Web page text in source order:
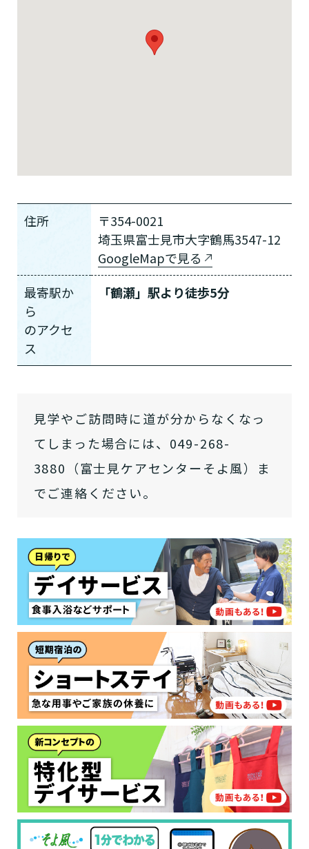
住所
〒354-0021
埼玉県富士見市大字鶴馬3547-12
GoogleMapで見る
最寄駅か
ら
のアクセ
ス
「鶴瀬」駅より徒歩5分
見学やご訪問時に道が分からなくなっ
てしまった場合には、049-268-
3880（富士見ケアセンターそよ風）ま
でご連絡ください。
介護保険サービスは20種類以上あり、それぞれ
用途やご利用目的が違います。
「どのサービスを使ったらいいのかわからな
しょう!最大4つの質問に答えていただくだけ
で、おすすめの介護保険サービスを紹介しま
す。
診断スタート
けていますか？
はい
いいえ or
非該当(自立)
と判定された
老人ホームなどの施設に移り住みた
いですか？
自宅で生活しながら
使いたい
施設へ移り住みたい
介護などサポートが必要ですか？
必要
必要ない
介護施設へ通いたいですか？
通いたい
来てもらいたい
または物忘れなど認知症の疑いはあ
りますか？
はい
いいえ
日帰りで使いたい
一時的に宿泊したい
か？
要支援１～２
要介護１～２
要介護３～５